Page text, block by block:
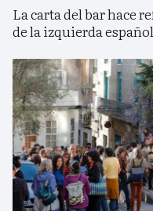
La carta del bar hace
de la izquierda